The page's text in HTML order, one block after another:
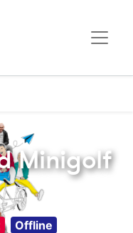
Minigolf
Offline